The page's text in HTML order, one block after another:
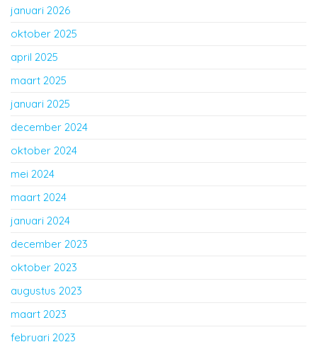
januari 2026
oktober 2025
april 2025
maart 2025
januari 2025
december 2024
oktober 2024
mei 2024
maart 2024
januari 2024
december 2023
oktober 2023
augustus 2023
maart 2023
februari 2023